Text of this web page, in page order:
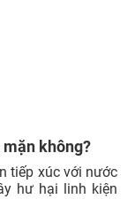
không?
tiếp xúc với nước
hư hại linh kiện